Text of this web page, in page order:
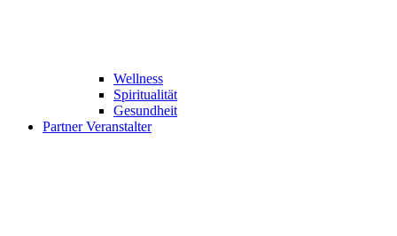
Wellness
Spiritualität
Gesundheit
Partner Veranstalter